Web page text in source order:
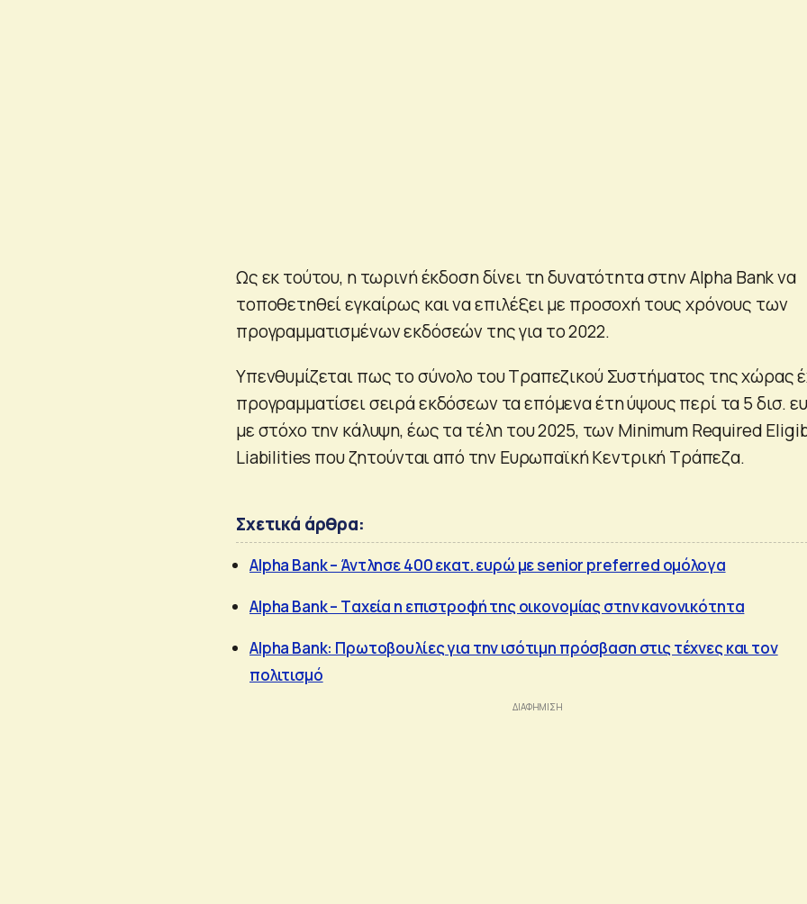
Ως εκ τούτου, η τωρινή έκδοση δίνει τη δυνατότητα στην Alpha Bank να
τοποθετηθεί εγκαίρως και να επιλέξει με προσοχή τους χρόνους των
προγραμματισμένων εκδόσεών της για το 2022.
Υπενθυμίζεται πως το σύνολο του Τραπεζικού Συστήματος της χώρας
προγραμματίσει σειρά εκδόσεων τα επόμενα έτη ύψους περί τα 5 δισ.
με στόχο την κάλυψη, έως τα τέλη του 2025, των Minimum Required
Liabilities που ζητούνται από την Ευρωπαϊκή Κεντρική Τράπεζα.
Σχετικά άρθρα:
Alpha Bank – Άντλησε 400 εκατ. ευρώ με senior preferred ομόλογα
Alpha Bank – Tαχεία η επιστροφή της οικονομίας στην κανονικότητα
Αlpha Bank: Πρωτοβουλίες για την ισότιμη πρόσβαση στις τέχνες και τον
πολιτισμό